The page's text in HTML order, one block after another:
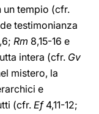
un tempio (cfr.
testimonianza
Rm 8,15-16 e
intera (cfr. Gv
mistero, la
e
(cfr. Ef4,11-12;